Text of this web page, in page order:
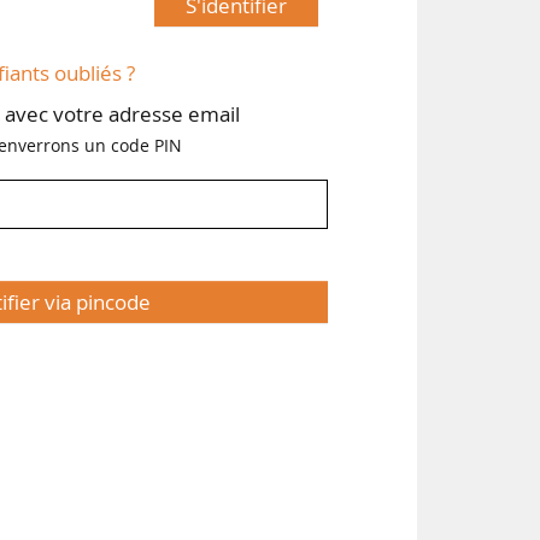
oubliés ?
votre adresse email
un code PIN
via pincode